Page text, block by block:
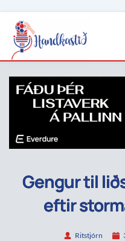
Gengur til
eftir
Ritstjórn